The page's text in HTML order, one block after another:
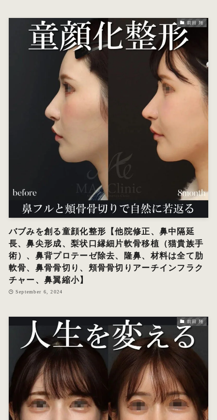
前田 翔
バブみを創る童顔化整形【他院修正、鼻中隔延
長、鼻尖形成、梨状口縁細片軟骨移植（猫貴族手
術）、鼻背プロテーゼ除去、隆鼻、材料は全て肋
軟骨、鼻骨骨切り、頬骨骨切りアーチインフラク
チャー、鼻翼縮小】
September 6, 2024
前田 翔